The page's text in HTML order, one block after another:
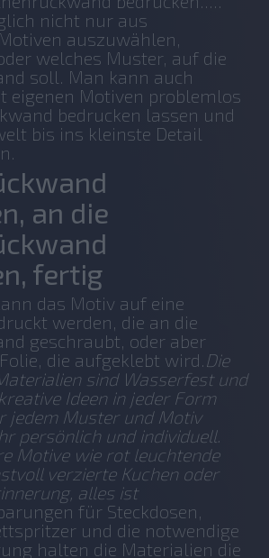
nicht nur aus
auszuwählen,
welches Muster, auf die
soll. Man kann auch
eigenen Motiven problemlos
bedrucken lassen und
bis ins kleinste Detail
an die
fertig
das Motiv auf eine
werden, die an die
geschraubt, oder aber
die aufgeklebt wird. Die
sind Wasserfest und
Ideen in jeder Form
jedem Muster und Motiv
persönlich und individuell.
Motive wie rot leuchtende
verzierte Kuchen oder
alles ist
für Steckdosen,
und die notwendige
halten die Materialien die